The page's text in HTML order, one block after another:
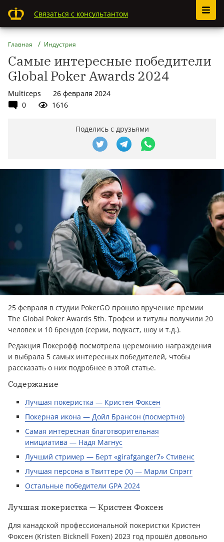
Связаться с консультантом
Главная Индустрия
Самые интересные победители
Global Poker Awards 2024
Multiceps
26 февраля 2024
0
1616
Поделись с друзьями
25 февраля в студии PokerGO прошло вручение премии
The Global Poker Awards 5th. Трофеи и титулы получили 20
человек и 10 брендов (серии, подкаст, шоу и т.д.).
Редакция Покерофф посмотрела церемонию награждения
и выбрала 5 самых интересных победителей, чтобы
рассказать о них подробнее в этой статье.
Содержание
Лучшая покеристка — Кристен Фоксен
Покерная икона — Дойл Брансон (посмертно)
Самая интересная благотворительная
инициатива — Надя Магнус
Лучший стример — Берт «girafganger7» Стивенс
Лучшая персона в Твиттере (X) — Марли Спрэгг
Остальные победители GPA 2024
Лучшая покеристка — Кристен Фоксен
Для канадской профессиональной покеристки Кристен
Фоксен (Kristen Bicknell Foxen) 2023 год прошёл довольно